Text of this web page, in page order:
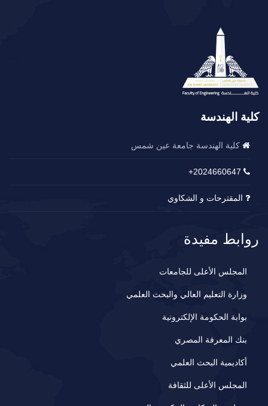
كلية الهندسة
كلية الهندسة جامعة عين شمس
2024660647+
المقترحات و الشكاوي
روابط مفيدة
المجلس الأعلى للجامعات
وزارة التعليم العالي والبحث العلمي
بوابة الحكومة الإلكترونية
بنك المعرفة المصري
أكاديمية البحث العلمي
المجلس الأعلى للثقافة